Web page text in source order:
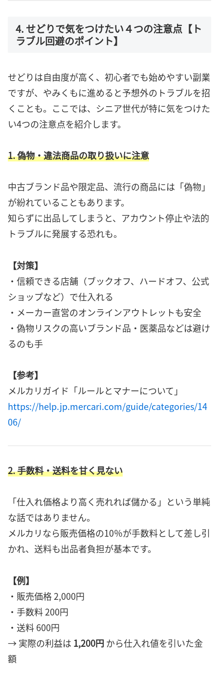
4. せどりで気をつけたい４つの注意点【ト
ラブル回避のポイント】
せどりは自由度が高く、初心者でも始めやすい副業
ですが、やみくもに進めると予想外のトラブルを招
くことも。ここでは、シニア世代が特に気をつけた
い4つの注意点を紹介します。
1. 偽物・違法商品の取り扱いに注意
中古ブランド品や限定品、流行の商品には「偽物」
が紛れていることもあります。
知らずに出品してしまうと、アカウント停止や法的
トラブルに発展する恐れも。
【対策】
・信頼できる店舗（ブックオフ、ハードオフ、公式
ショップなど）で仕入れる
・メーカー直営のオンラインアウトレットも安全
・偽物リスクの高いブランド品・医薬品などは避け
るのも手
【参考】
メルカリガイド「ルールとマナーについて」
https://help.jp.mercari.com/guide/categories/14
06/
2. 手数料・送料を甘く見ない
「仕入れ価格より高く売れれば儲かる」という単純
な話ではありません。
メルカリなら販売価格の10％が手数料として差し引
かれ、送料も出品者負担が基本です。
【例】
・販売価格 2,000円
・手数料 200円
・送料 600円
→ 実際の利益は 1,200円から仕入れ値を引いた金
額